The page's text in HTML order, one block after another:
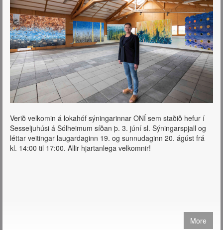
Verið velkomin á lokahóf sýningarinnar ONÍ sem staðið hefur í
Sesseljuhúsi á Sólheimum síðan þ. 3. júní sl. Sýningarspjall og
léttar veitingar laugardaginn 19. og sunnudaginn 20. ágúst frá
kl. 14:00 til 17:00. Allir hjartanlega velkomnir!
More